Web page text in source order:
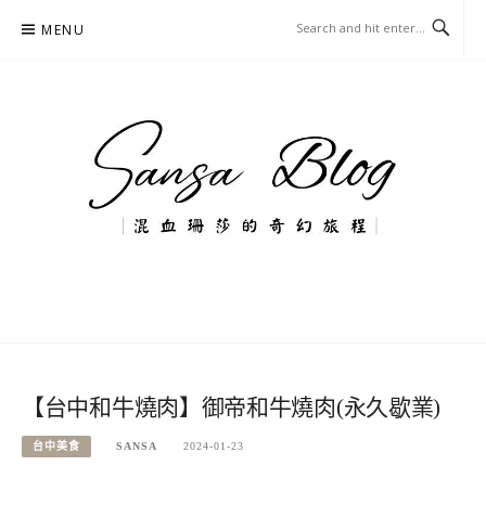
MENU
【台中和牛燒肉】御帝和牛燒肉(永久歇業)
台中美食 SANSA 2024-01-23